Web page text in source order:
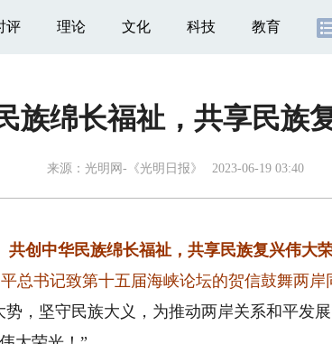
评 理论 文化 科技 教育
族绵长福祉，共享民族
来源： 光明网-《光明日报》 2023-06-19 03:40
共创中华民族绵长福祉，共享民族复兴伟大
总书记致第十五届海峡论坛的贺信鼓舞两岸
坚守民族大义，为推动两岸关系和平发展